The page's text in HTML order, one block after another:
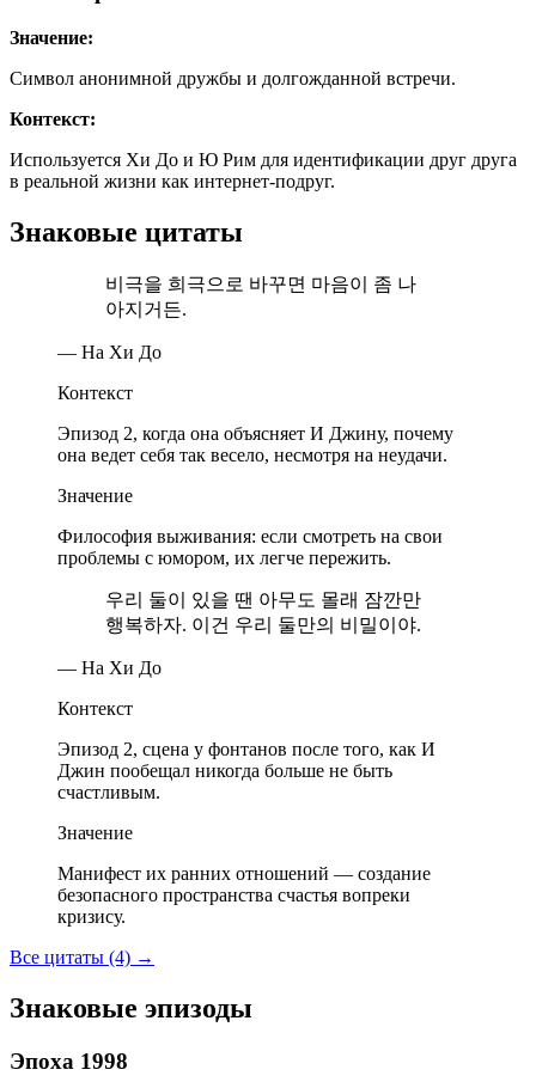
Значение:
Символ анонимной дружбы и долгожданной встречи.
Контекст:
Используется Хи До и Ю Рим для идентификации друг друга
в реальной жизни как интернет-подруг.
Знаковые цитаты
비극을 희극으로 바꾸면 마음이 좀 나
아지거든.
— На Хи До
Контекст
Эпизод 2, когда она объясняет И Джину, почему
она ведет себя так весело, несмотря на неудачи.
Значение
Философия выживания: если смотреть на свои
проблемы с юмором, их легче пережить.
우리 둘이 있을 땐 아무도 몰래 잠깐만
행복하자. 이건 우리 둘만의 비밀이야.
— На Хи До
Контекст
Эпизод 2, сцена у фонтанов после того, как И
Джин пообещал никогда больше не быть
счастливым.
Значение
Манифест их ранних отношений — создание
безопасного пространства счастья вопреки
кризису.
Все цитаты (4) →
Знаковые эпизоды
Эпоха 1998